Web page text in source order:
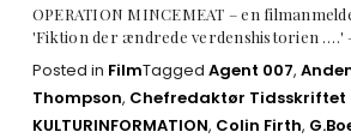
OPERATION MINCEMEAT – en
'Fiktion der ændrede verdenshistorien ….'
Posted in FilmTagged Agent 007,
Thompson, Chefredaktør Tidsskriftet
KULTURINFORMATION, Colin Firth,